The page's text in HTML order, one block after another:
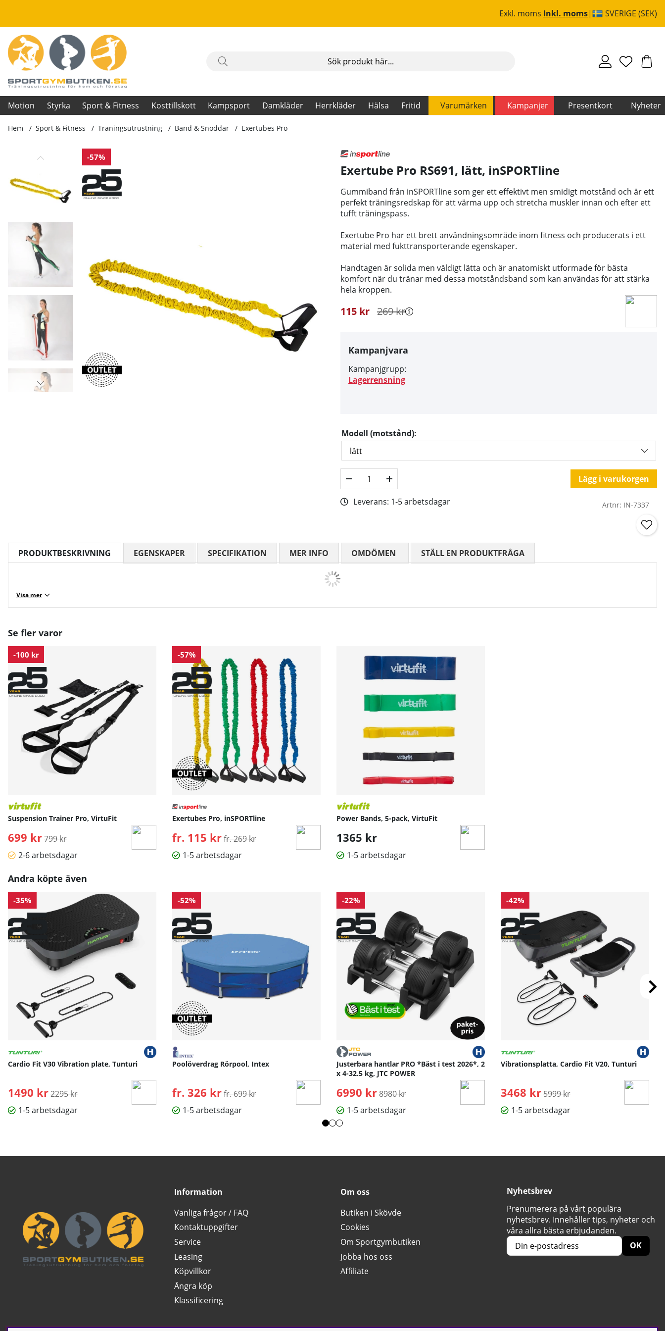
Exkl. moms Inkl. moms SVERIGE (SEK)
Motion Styrka Sport & Fitness Kosttillskott Kampsport Damkläder Herrkläder Hälsa Fritid Varumärken Kampanjer Presentkort Nyheter
Hem Sport & Fitness Träningsutrustning Band & Snoddar Exertubes Pro
-57%
Produktbilder Exertubes Pro
Exertube Pro RS691, lätt, inSPORTline
Gummiband från inSPORTline som ger ett effektivt men smidigt motstånd och är ett
perfekt träningsredskap för att värma upp och stretcha muskler innan och efter ett
tufft träningspass.
Exertube Pro har ett brett användningsområde inom fitness och producerats i ett
material med fukttransporterande egenskaper.
Handtagen är solida men väldigt lätta och är anatomiskt utformade för bästa
komfort när du tränar med dessa motståndsband som kan användas för att stärka
hela kroppen.
269kr
115 kr
Kampanjvara
Kampanjgrupp:
Lagerrensning
Modell (motstånd):
Lägg i varukorgen
Leverans: 1-5 arbetsdagar Artnr: IN-7337
PRODUKTBESKRIVNING
Visa mer
EGENSKAPER SPECIFIKATION MER INFO OMDÖMEN MEDELBETYG 0 AV 5 ANTAL BETYG 0
STÄLL EN PRODUKTFRÅGA
Se fler varor
-100 kr
Suspension Trainer Pro, VirtuFit
699 krOrdinarie pris:
799 kr
2-6 arbetsdagar
-57%
Exertubes Pro, inSPORTline
fr. 115 krOrdinarie pris:
fr. 269 kr
1-5 arbetsdagar
Power Bands, 5-pack, VirtuFit
1365 kr
1-5 arbetsdagar
Andra köpte även
-35%
Cardio Fit V30 Vibration plate, Tunturi
1490 kr Ordinarie pris:
2295 kr
1-5 arbetsdagar
-52%
Poolöverdrag Rörpool, Intex
fr. 326 krOrdinarie pris:
fr. 699 kr
1-5 arbetsdagar
-22%
Justerbara hantlar PRO *Bäst i test 2026*, 2
x 4-32.5 kg, JTC POWER
6990 kr Ordinarie pris:
8980 kr
1-5 arbetsdagar
-42%
Vibrationsplatta, Cardio Fit V20, Tunturi
3468 kr Ordinarie pris:
5999 kr
1-5 arbetsdagar
Information
Vanliga frågor / FAQ
Kontaktuppgifter
Service
Leasing
Köpvillkor
Ångra köp
Klassificering
Om oss
Butiken i Skövde
Cookies
Om Sportgymbutiken
Jobba hos oss
Affiliate
Nyhetsbrev
Prenumerera på vårt populära
nyhetsbrev. Innehåller tips, nyheter och
våra allra bästa erbjudanden.
OK